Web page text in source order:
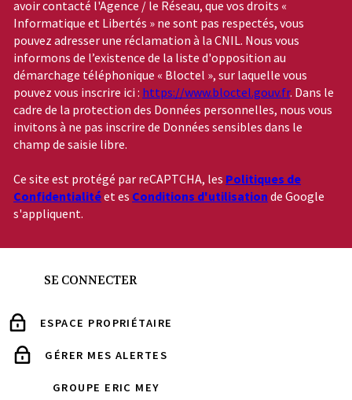
avoir contacté l'Agence / le Réseau, que vos droits «
Informatique et Libertés » ne sont pas respectés, vous
pouvez adresser une réclamation à la CNIL. Nous vous
informons de l’existence de la liste d'opposition au
démarchage téléphonique « Bloctel », sur laquelle vous
pouvez vous inscrire ici : https://www.bloctel.gouv.fr. Dans le
cadre de la protection des Données personnelles, nous vous
invitons à ne pas inscrire de Données sensibles dans le
champ de saisie libre.
Ce site est protégé par reCAPTCHA, les Politiques de
Confidentialitéet es Conditions d'utilisation de Google
s'appliquent.
SE CONNECTER
ESPACE PROPRIÉTAIRE
GÉRER MES ALERTES
GROUPE ERIC MEY